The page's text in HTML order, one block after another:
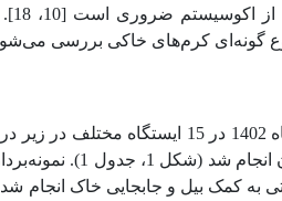
گونه‌ای کرم‌های خاکی بررسی
در هر ایستگاه در سه کوآدرات با اندازه